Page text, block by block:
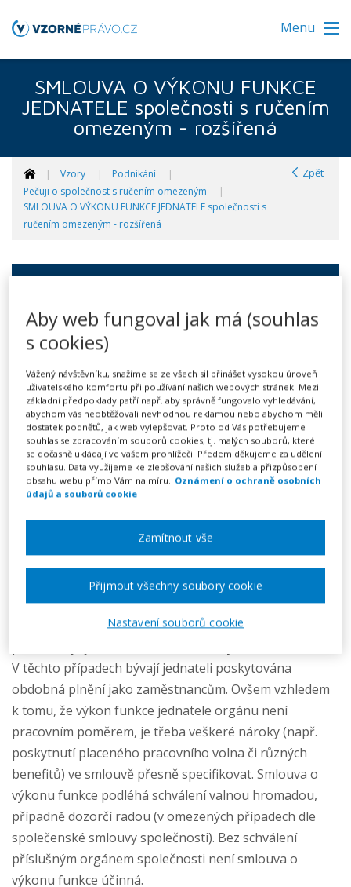
Menu
SMLOUVA O VÝKONU FUNKCE
JEDNATELE společnosti s ručením
omezeným - rozšířená
Vzory
Podnikání
Pečuji o společnost s ručením omezeným
SMLOUVA O VÝKONU FUNKCE JEDNATELE společnosti s
ručením omezeným - rozšířená
Zpět
Smlouva o výkonu funkce
jednatele společnosti s
ručením omezeným -
rozšířená
249 Kč
Předplatné na 7 dní
Možnost vytvořit až 5 dokumentů
Vyplnit vzor
Rozšířenou smlouvu o výkonu funkce jednatele je
vhodné použít v případě, kdy výkon funkce jednatele
V těchto případech bývají jednateli poskytována
obdobná plnění jako zaměstnancům. Ovšem vzhledem
k tomu, že výkon funkce jednatele orgánu není
pracovním poměrem, je třeba veškeré nároky (např.
poskytnutí placeného pracovního volna či různých
benefitů) ve smlouvě přesně specifikovat. Smlouva o
výkonu funkce podléhá schválení valnou hromadou,
případně dozorčí radou (v omezených případech dle
společenské smlouvy společnosti). Bez schválení
příslušným orgánem společnosti není smlouva o
výkonu funkce účinná.
Aby web fungoval jak má (souhlas
s cookies)
Vážený návštěvníku, snažíme se ze všech sil přinášet vysokou úroveň
uživatelského komfortu při používání našich webových stránek. Mezi
základní předpoklady patří např. aby správně fungovalo vyhledávání,
abychom vás neobtěžovali nevhodnou reklamou nebo abychom měli
dostatek podnětů, jak web vylepšovat. Proto od Vás potřebujeme
souhlas se zpracováním souborů cookies, tj. malých souborů, které
se dočasně ukládají ve vašem prohlížeči. Předem děkujeme za udělení
souhlasu. Data využijeme ke zlepšování našich služeb a přizpůsobení
obsahu webu přímo Vám na míru.
Oznámení o ochraně osobních
údajů a souborů cookie
Nastavení souborů cookie
Zamítnout vše
Přijmout všechny soubory cookie